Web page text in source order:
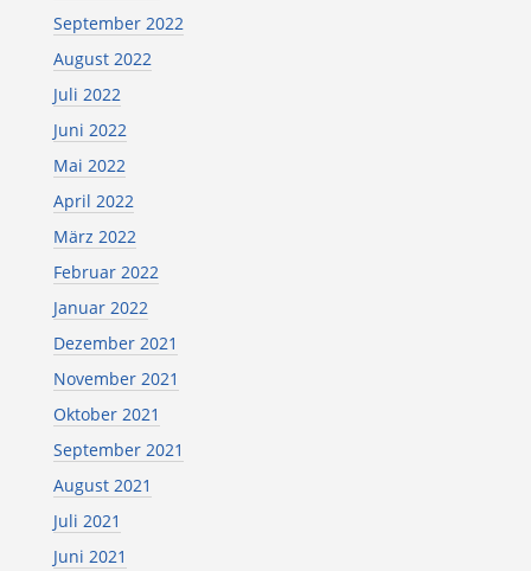
September 2022
August 2022
Juli 2022
Juni 2022
Mai 2022
April 2022
März 2022
Februar 2022
Januar 2022
Dezember 2021
November 2021
Oktober 2021
September 2021
August 2021
Juli 2021
Juni 2021